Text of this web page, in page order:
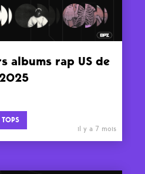
albums rap US de
2025
TOPS
il y a 7 mois